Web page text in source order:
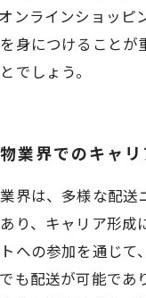
ンラインショッ
身につけること
でしょう。
業界でのキャ
界は、多様な配
り、キャリア形
への参加を通じて
も配送が可能であ